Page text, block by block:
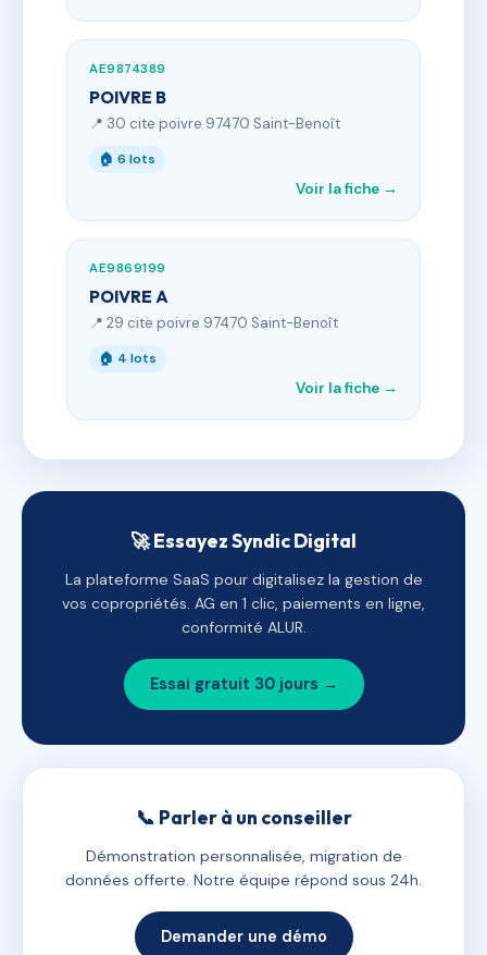
AE9874389
POIVRE B
📍 30 cite poivre 97470 Saint-Benoît
🏠 6 lots
Voir la fiche →
AE9869199
POIVRE A
📍 29 cite poivre 97470 Saint-Benoît
🏠 4 lots
Voir la fiche →
🚀 Essayez Syndic Digital
La plateforme SaaS pour digitalisez la gestion de
vos copropriétés. AG en 1 clic, paiements en ligne,
conformité ALUR.
Essai gratuit 30 jours →
📞 Parler à un conseiller
Démonstration personnalisée, migration de
données offerte. Notre équipe répond sous 24h.
Demander une démo